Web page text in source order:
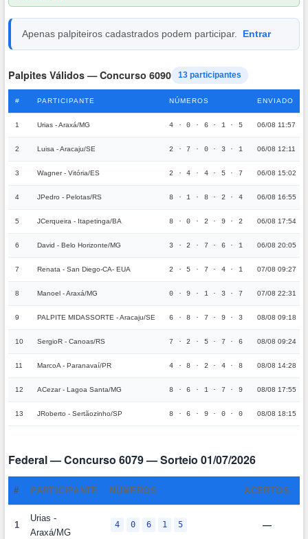
Apenas palpiteiros cadastrados podem participar. Entrar
Palpites Válidos — Concurso 6090 13 participantes
# PARTICIPANTE NÚMEROS ENVIADO
1 Urias - Araxá/MG 4 · 0 · 6 · 1 · 5 06/08 11:57
2 Luisa - Aracaju/SE 2 · 7 · 0 · 3 · 1 06/08 12:11
3 Wagner - Vitória/ES 2 · 4 · 4 · 5 · 7 06/08 15:02
4 JPedro - Pelotas/RS 8 · 1 · 8 · 2 · 4 06/08 16:55
5 JCerqueira - Itapetinga/BA 8 · 0 · 2 · 9 · 2 06/08 17:54
6 David - Belo Horizonte/MG 3 · 2 · 7 · 6 · 1 06/08 20:05
7 Renata - San Diego-CA- EUA 2 · 5 · 7 · 4 · 1 07/08 09:27
8 Manoel - Araxá/MG 0 · 9 · 1 · 3 · 7 07/08 22:31
9 PALPITE MIDASSORTE - Aracaju/SE 6 · 8 · 7 · 9 · 3 08/08 09:18
10 SergioR - Canoas/RS 7 · 2 · 5 · 7 · 6 08/08 09:24
11 MarcoA - Paranavaí/PR 4 · 8 · 2 · 4 · 8 08/08 14:28
12 ACezar - Lagoa Santa/MG 8 · 6 · 1 · 7 · 9 08/08 17:55
13 JRoberto - Sertãozinho/SP 8 · 6 · 9 · 0 · 0 08/08 18:15
Federal — Concurso 6079 — Sorteio 01/07/2026
# PARTICIPANTE NÚMEROS ACERTOS
1
Urias -
Araxá/MG
4 0 6 1 5 —